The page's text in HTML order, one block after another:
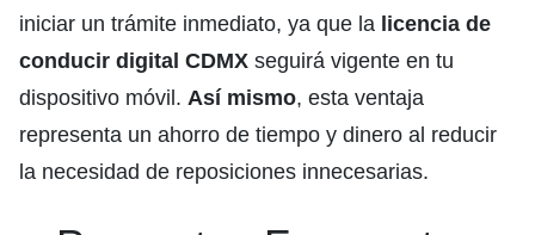
iniciar un trámite inmediato, ya que la licencia de
conducir digital CDMX seguirá vigente en tu
dispositivo móvil. Así mismo, esta ventaja
representa un ahorro de tiempo y dinero al reducir
la necesidad de reposiciones innecesarias.